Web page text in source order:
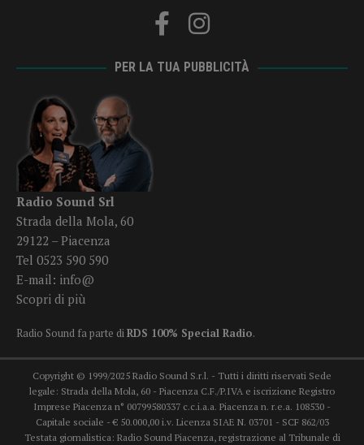
PER LA TUA PUBBLICITÀ
Radio Sound Srl
Strada della Mola, 60
29122 – Piacenza
Tel 0523 590 590
E-mail: info@
Scopri di più
Radio Sound fa parte diRDS 100% Special Radio.
Copyright © 1999/2025 Radio Sound S.r.l. - Tutti i diritti riservati Sede
legale: Strada della Mola, 60 - Piacenza C.F./P.IVA e iscrizione Registro
Imprese Piacenza n° 00799580337 c.c.i.a.a. Piacenza n. r.e.a. 108530 -
Capitale sociale - € 50.000,00 i.v. Licenza SIAE N. 03701 - SCF 862/03
Testata giornalistica: Radio Sound Piacenza, registrazione al Tribunale di